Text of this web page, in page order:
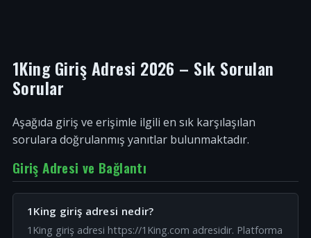
1King Giriş Adresi 2026 – Sık Sorulan
Sorular
Aşağıda giriş ve erişimle ilgili en sık karşılaşılan
sorulara doğrulanmış yanıtlar bulunmaktadır.
Giriş Adresi ve Bağlantı
1King giriş adresi nedir?
1King giriş adresi https://1King.com adresidir. Platforma